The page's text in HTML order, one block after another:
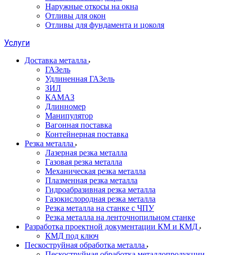
Наружные откосы на окна
Отливы для окон
Отливы для фундамента и цоколя
Услуги
Доставка металла
ГАЗель
Удлиненная ГАЗель
ЗИЛ
КАМАЗ
Длинномер
Манипулятор
Вагонная поставка
Контейнерная поставка
Резка металла
Лазерная резка металла
Газовая резка металла
Механическая резка металла
Плазменная резка металла
Гидроабразивная резка металла
Газокислородная резка металла
Резка металла на станке с ЧПУ
Резка металла на ленточнопильном станке
Разработка проектной документации КМ и КМД
КМД под ключ
Пескоструйная обработка металла